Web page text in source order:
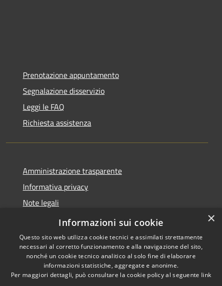
Prenotazione appuntamento
Segnalazione disservizio
Leggi le FAQ
Richiesta assistenza
Amministrazione trasparente
Informativa privacy
Note legali
Dichiarazione di accessibilità
Accessibilité
Copyright © 2026 • Ville de •
Powered byMunicipium
×
Informazioni sui cookie
Questo sito web utilizza cookie tecnici e assimilati strettamente
necessari al corretto funzionamento e alla navigazione del sito,
nonché un cookie tecnico analitico al solo fine di elaborare
informazioni statistiche, aggregate e anonime.
Per maggiori dettagli, può consultare la cookie policy al seguente link